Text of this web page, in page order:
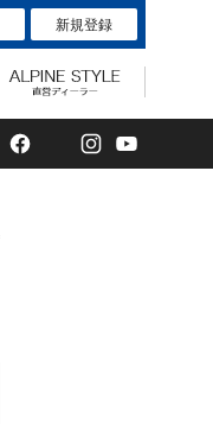
新規登録
Facebook
TwitterInstagram